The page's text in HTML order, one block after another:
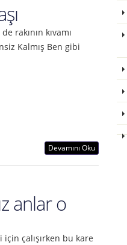
rakının kıvamı
Kalmış Ben gibi
Devamını Oku
anlar o
çalışırken bu kare